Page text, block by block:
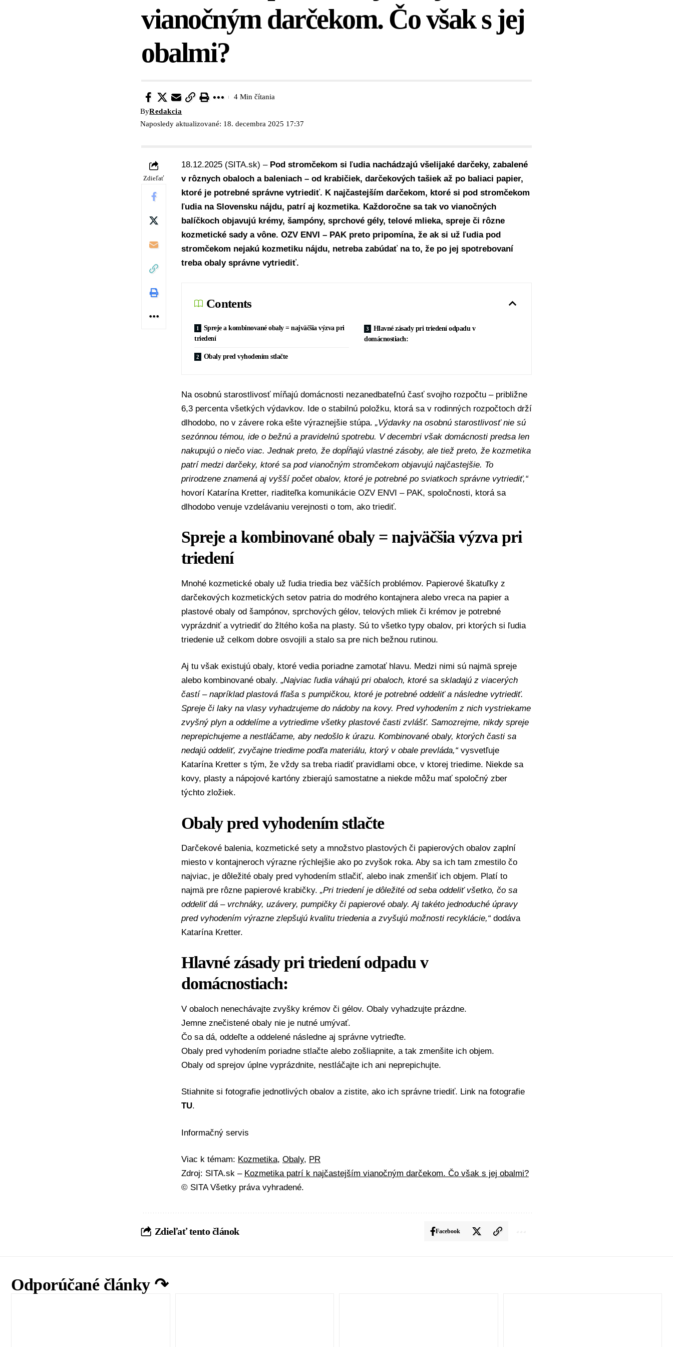
vianočným darčekom. Čo však s jej
obalmi?
Naposledy aktualizované: 18. decembra 2025 17:37
ByRedakcia
4 Min čítania
Zdieľať
18.12.2025 (SITA.sk) – Pod stromčekom si ľudia nachádzajú všelijaké darčeky, zabalené
v rôznych obaloch a baleniach – od krabičiek, darčekových tašiek až po baliaci papier,
ktoré je potrebné správne vytriediť. K najčastejším darčekom, ktoré si pod stromčekom
ľudia na Slovensku nájdu, patrí aj kozmetika. Každoročne sa tak vo vianočných
balíčkoch objavujú krémy, šampóny, sprchové gély, telové mlieka, spreje či rôzne
kozmetické sady a vône. OZV ENVI – PAK preto pripomína, že ak si už ľudia pod
stromčekom nejakú kozmetiku nájdu, netreba zabúdať na to, že po jej spotrebovaní
treba obaly správne vytriediť.
Contents
Spreje a kombinované obaly = najväčšia výzva pri
triedení
Obaly pred vyhodením stlačte
Hlavné zásady pri triedení odpadu v
domácnostiach:
Na osobnú starostlivosť míňajú domácnosti nezanedbateľnú časť svojho rozpočtu – približne
6,3 percenta všetkých výdavkov. Ide o stabilnú položku, ktorá sa v rodinných rozpočtoch drží
dlhodobo, no v závere roka ešte výraznejšie stúpa. „Výdavky na osobnú starostlivosť nie sú
sezónnou témou, ide o bežnú a pravidelnú spotrebu. V decembri však domácnosti predsa len
nakupujú o niečo viac. Jednak preto, že dopĺňajú vlastné zásoby, ale tiež preto, že kozmetika
patrí medzi darčeky, ktoré sa pod vianočným stromčekom objavujú najčastejšie. To
prirodzene znamená aj vyšší počet obalov, ktoré je potrebné po sviatkoch správne vytriediť,“
hovorí Katarína Kretter, riaditeľka komunikácie OZV ENVI – PAK, spoločnosti, ktorá sa
dlhodobo venuje vzdelávaniu verejnosti o tom, ako triediť.
Spreje a kombinované obaly = najväčšia výzva pri
triedení
Mnohé kozmetické obaly už ľudia triedia bez väčších problémov. Papierové škatuľky z
darčekových kozmetických setov patria do modrého kontajnera alebo vreca na papier a
plastové obaly od šampónov, sprchových gélov, telových mliek či krémov je potrebné
vyprázdniť a vytriediť do žltého koša na plasty. Sú to všetko typy obalov, pri ktorých si ľudia
triedenie už celkom dobre osvojili a stalo sa pre nich bežnou rutinou.
Aj tu však existujú obaly, ktoré vedia poriadne zamotať hlavu. Medzi nimi sú najmä spreje
alebo kombinované obaly. „Najviac ľudia váhajú pri obaloch, ktoré sa skladajú z viacerých
častí – napríklad plastová fľaša s pumpičkou, ktoré je potrebné oddeliť a následne vytriediť.
Spreje či laky na vlasy vyhadzujeme do nádoby na kovy. Pred vyhodením z nich vystriekame
zvyšný plyn a oddelíme a vytriedime všetky plastové časti zvlášť. Samozrejme, nikdy spreje
neprepichujeme a nestláčame, aby nedošlo k úrazu. Kombinované obaly, ktorých časti sa
nedajú oddeliť, zvyčajne triedime podľa materiálu, ktorý v obale prevláda,“vysvetľuje
Katarína Kretter s tým, že vždy sa treba riadiť pravidlami obce, v ktorej triedime. Niekde sa
kovy, plasty a nápojové kartóny zbierajú samostatne a niekde môžu mať spoločný zber
týchto zložiek.
Obaly pred vyhodením stlačte
Darčekové balenia, kozmetické sety a množstvo plastových či papierových obalov zaplní
miesto v kontajneroch výrazne rýchlejšie ako po zvyšok roka. Aby sa ich tam zmestilo čo
najviac, je dôležité obaly pred vyhodením stlačiť, alebo inak zmenšiť ich objem. Platí to
najmä pre rôzne papierové krabičky. „Pri triedení je dôležité od seba oddeliť všetko, čo sa
oddeliť dá – vrchnáky, uzávery, pumpičky či papierové obaly. Aj takéto jednoduché úpravy
pred vyhodením výrazne zlepšujú kvalitu triedenia a zvyšujú možnosti recyklácie,“dodáva
Katarína Kretter.
Hlavné zásady pri triedení odpadu v
domácnostiach:
V obaloch nenechávajte zvyšky krémov či gélov. Obaly vyhadzujte prázdne.
Jemne znečistené obaly nie je nutné umývať.
Čo sa dá, oddeľte a oddelené následne aj správne vytrieďte.
Obaly pred vyhodením poriadne stlačte alebo zošliapnite, a tak zmenšite ich objem.
Obaly od sprejov úplne vyprázdnite, nestláčajte ich ani neprepichujte.
Stiahnite si fotografie jednotlivých obalov a zistite, ako ich správne triediť. Link na fotografie
TU.
Informačný servis
Viac k témam: Kozmetika, Obaly, PR
Zdroj: SITA.sk – Kozmetika patrí k najčastejším vianočným darčekom. Čo však s jej obalmi?
© SITA Všetky práva vyhradené.
Zdieľať tento článok Facebook
Odporúčané články ↷